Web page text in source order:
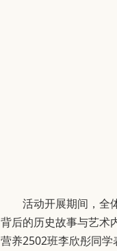
活动开展期间，全
背后的历史故事与艺术
营养2502班李欣彤同